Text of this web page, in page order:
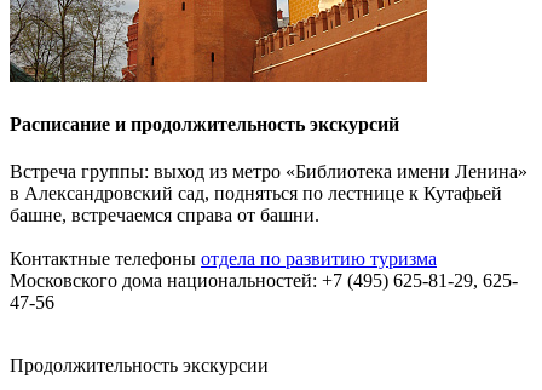
Расписание и продолжительность экскурсий
Встреча группы: выход из метро «Библиотека имени Ленина»
в Александровский сад, подняться по лестнице к Кутафьей
башне, встречаемся справа от башни.
Контактные телефоны отдела по развитию туризма
Московского дома национальностей: +7 (495) 625-81-29, 625-
47-56
Продолжительность экскурсии